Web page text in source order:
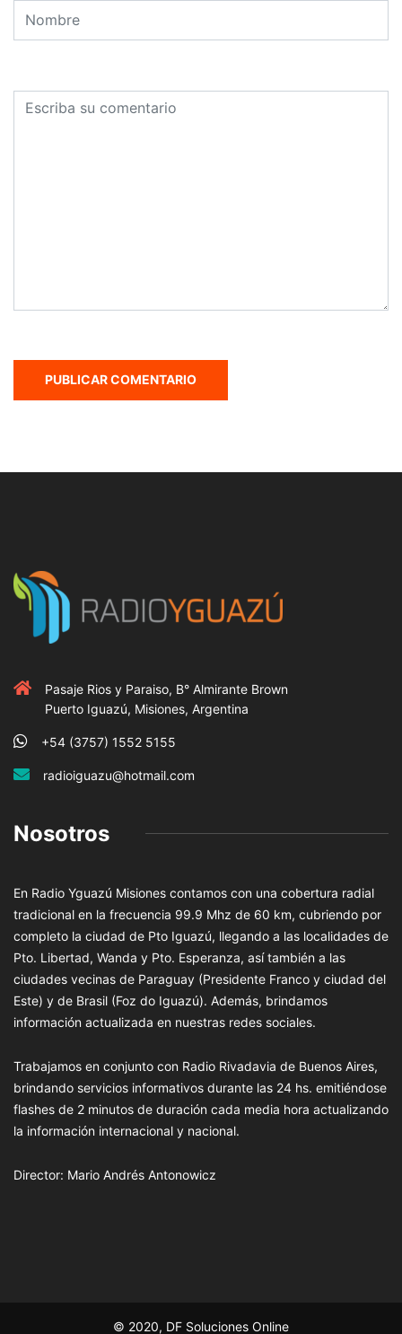
Pasaje Rios y Paraiso, B° Almirante Brown
Puerto Iguazú, Misiones, Argentina
+54 (3757) 1552 5155
radioiguazu@hotmail.com
Nosotros
En Radio Yguazú Misiones contamos con una cobertura radial
tradicional en la frecuencia 99.9 Mhz de 60 km, cubriendo por
completo la ciudad de Pto Iguazú, llegando a las localidades de
Pto. Libertad, Wanda y Pto. Esperanza, así también a las
ciudades vecinas de Paraguay (Presidente Franco y ciudad del
Este) y de Brasil (Foz do Iguazú). Además, brindamos
información actualizada en nuestras redes sociales.
Trabajamos en conjunto con Radio Rivadavia de Buenos Aires,
brindando servicios informativos durante las 24 hs. emitiéndose
flashes de 2 minutos de duración cada media hora actualizando
la información internacional y nacional.
Director: Mario Andrés Antonowicz
© 2020, DF Soluciones Online